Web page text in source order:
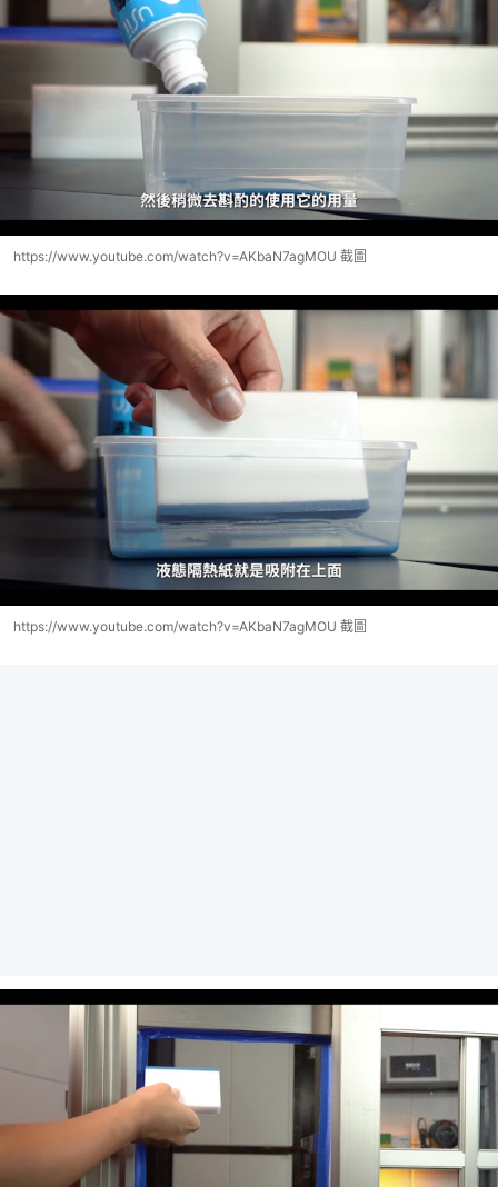
https://www.youtube.com/watch?v=AKbaN7agMOU 截圖
https://www.youtube.com/watch?v=AKbaN7agMOU 截圖